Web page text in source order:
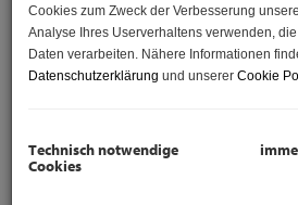
Beschreibung
Exklusive
Willkommen in Ihrem
beeindruckende
Cookies zum Zweck der Verbesserung
Analyse Ihres Userverhaltens verwenden,
Daten verarbeiten. Nähere Informationen
Datenschutzerklärung und unserer Cookie
Technisch notwendige
Cookies